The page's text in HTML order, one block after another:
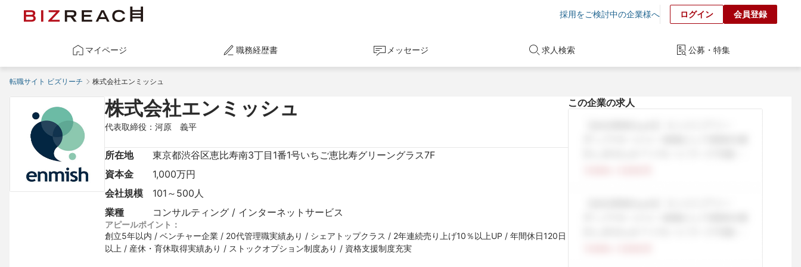
採用をご検討中の企業様へ ログイン 会員登録
マイページ 職務経歴書 メッセージ 求人検索 公募・特集
転職サイト ビズリーチ 株式会社エンミッシュ
株式会社エンミッシュ
代表取締役：河原　義平
所在地
東京都渋谷区恵比寿南3丁目1番1号いちご恵比寿グリーングラス7F
資本金
1,000万円
会社規模
101～500人
業種
コンサルティング / インターネットサービス
アピールポイント：
創立5年以内 / ベンチャー企業 / 20代管理職実績あり / シェアトップクラス / 2年連続売り上げ10％以上UP / 年間休日120日
以上 / 産休・育休取得実績あり / ストックオプション制度あり / 資格支援制度充実
この企業の求人